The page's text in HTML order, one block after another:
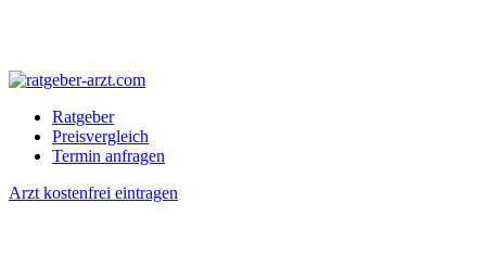
Ratgeber
Preisvergleich
Termin anfragen
Arzt kostenfrei eintragen